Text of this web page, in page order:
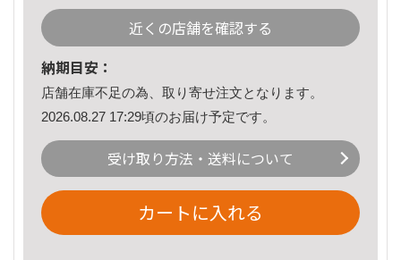
近くの店舗を確認する
納期目安：
店舗在庫不足の為、取り寄せ注文となります。
2026.08.27 17:29頃のお届け予定です。
受け取り方法・送料について
カートに入れる